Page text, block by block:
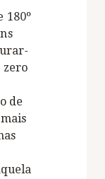
180º
zero
de